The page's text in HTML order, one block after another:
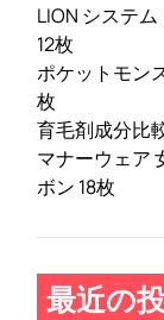
LION システ
12枚
ポケットモン
枚
育毛剤成分比
マナーウェア
ボン 18枚
最近の